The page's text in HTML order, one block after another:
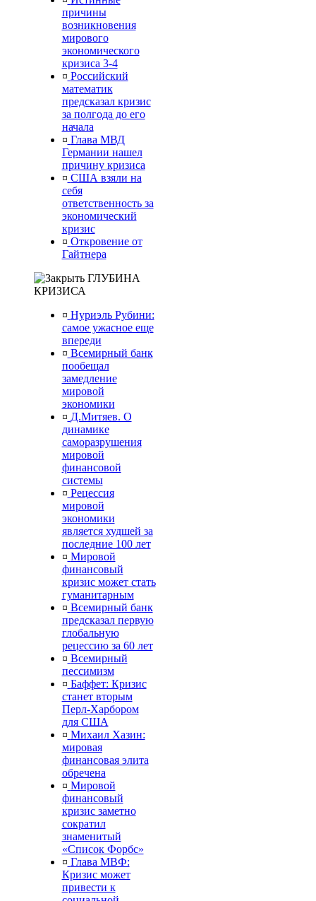
причины
возникновения
мирового
экономического
кризиса 3-4
¤ Российский
математик
предсказал кризис
за полгода до его
начала
¤ Глава МВД
Германии нашел
причину кризиса
¤ США взяли на
себя
ответственность за
экономический
кризис
¤ Откровение от
Гайтнера
ГЛУБИНА
КРИЗИСА
¤ Нуриэль Рубини:
самое ужасное еще
впереди
¤ Всемирный банк
пообещал
замедление
мировой
экономики
¤ Д.Митяев. О
динамике
саморазрушения
мировой
финансовой
системы
¤ Рецессия
мировой
экономики
является худшей за
последние 100 лет
¤ Мировой
финансовый
кризис может стать
гуманитарным
¤ Всемирный банк
предсказал первую
глобальную
рецессию за 60 лет
¤ Всемирный
пессимизм
¤ Баффет: Кризис
станет вторым
Перл-Харбором
для США
¤ Михаил Хазин:
мировая
финансовая элита
обречена
¤ Мировой
финансовый
кризис заметно
сократил
знаменитый
«Список Форбс»
¤ Глава МВФ:
Кризис может
привести к